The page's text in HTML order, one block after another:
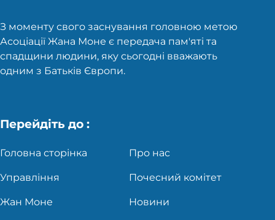
З моменту свого заснування головною метою
Асоціації Жана Моне є передача пам'яті та
спадщини людини, яку сьогодні вважають
одним з Батьків Європи.
Перейдіть до :
Головна сторінка Про нас
Управління Почесний комітет
Жан Моне Новини